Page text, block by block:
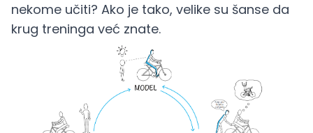
nekome učiti? Ako je tako, velike su šanse da
krug treninga već znate.